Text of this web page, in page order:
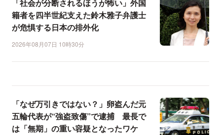
「社会が分断されるほうが怖い」外国
籍者を四半世紀支えた鈴木雅子弁護士
が危惧する日本の排外化
2026年08月07日 10時30分
「なぜ万引きではない？」卵盗んだ元
五輪代表が“強盗致傷”で逮捕 最長で
は「無期」の重い容疑となったワケ